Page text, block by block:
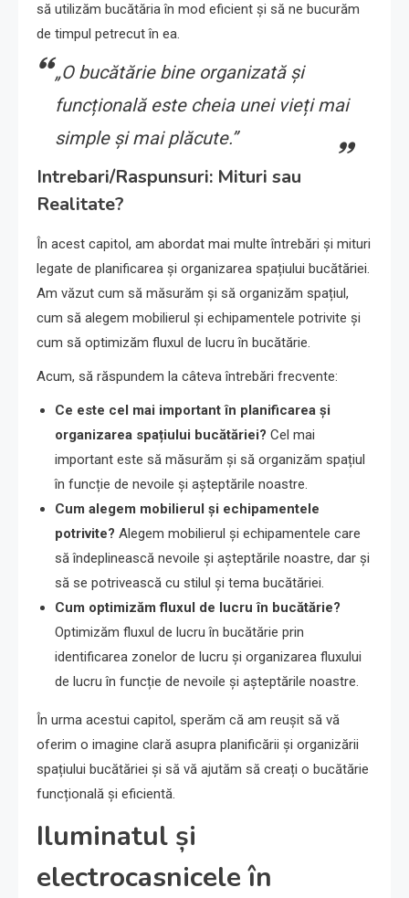
să utilizăm bucătăria în mod eficient și să ne bucurăm
de timpul petrecut în ea.
„O bucătărie bine organizată și
funcțională este cheia unei vieți mai
simple și mai plăcute.”
Intrebari/Raspunsuri: Mituri sau
Realitate?
În acest capitol, am abordat mai multe întrebări și mituri
legate de planificarea și organizarea spațiului bucătăriei.
Am văzut cum să măsurăm și să organizăm spațiul,
cum să alegem mobilierul și echipamentele potrivite și
cum să optimizăm fluxul de lucru în bucătărie.
Acum, să răspundem la câteva întrebări frecvente:
Ce este cel mai important în planificarea și
organizarea spațiului bucătăriei? Cel mai
important este să măsurăm și să organizăm spațiul
în funcție de nevoile și așteptările noastre.
Cum alegem mobilierul și echipamentele
potrivite? Alegem mobilierul și echipamentele care
să îndeplinească nevoile și așteptările noastre, dar și
să se potrivească cu stilul și tema bucătăriei.
Cum optimizăm fluxul de lucru în bucătărie?
Optimizăm fluxul de lucru în bucătărie prin
identificarea zonelor de lucru și organizarea fluxului
de lucru în funcție de nevoile și așteptările noastre.
În urma acestui capitol, sperăm că am reușit să vă
oferim o imagine clară asupra planificării și organizării
spațiului bucătăriei și să vă ajutăm să creați o bucătărie
funcțională și eficientă.
Iluminatul și
electrocasnicele în